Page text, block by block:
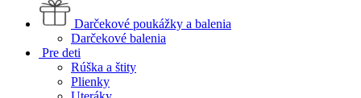
Darčekové poukážky a balenia
Darčekové balenia
Pre deti
Rúška a štity
Plienky